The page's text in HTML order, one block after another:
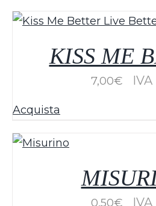
KISS ME
7,00€
Acquista
0,50€